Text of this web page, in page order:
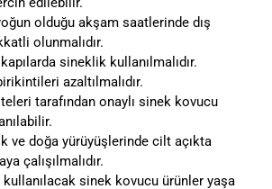
olduğu akşam saatlerinde dış
olunmalıdır.
sineklik kullanılmalıdır.
azaltılmalıdır.
tarafından onaylı sinek kovucu
ve doğa yürüyüşlerinde cilt açıkta
çalışılmalıdır.
sinek kovucu ürünler yaşa